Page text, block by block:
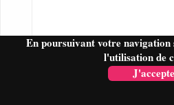
En poursuivant votre navigation
l'utilisation de
J'accepte